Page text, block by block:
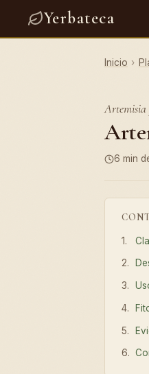
Yerbateca
Inicio ›
Artemisia
6 min